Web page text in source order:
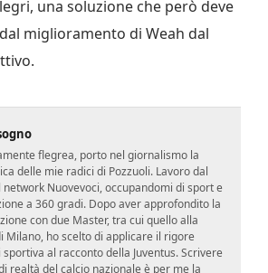
una soluzione che però deve
miglioramento di Weah dal
flegrea, porto nel giornalismo la
delle mie radici di Pozzuoli. Lavoro dal
Nuovevoci, occupandomi di sport e
a 360 gradi. Dopo aver approfondito la
con due Master, tra cui quello alla
Milano, ho scelto di applicare il rigore
al racconto della Juventus. Scrivere
realtà del calcio nazionale è per me la